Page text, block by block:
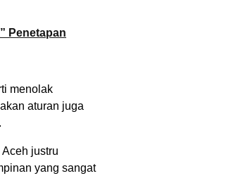
Penetapan
menolak
aturan juga
justru
yang sangat